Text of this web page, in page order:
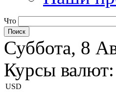
Что
Суббота, 8
Курсы валют:
USD